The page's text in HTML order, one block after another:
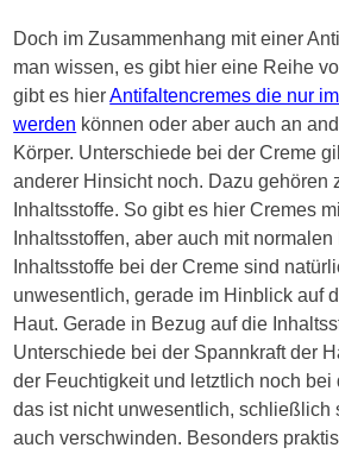
Doch im Zusammenhang mit einer
man wissen, es gibt hier eine Reihe
gibt es hierAntifaltencremes die nur
werden können oder aber auch an
Körper. Unterschiede bei der Creme
anderer Hinsicht noch. Dazu gehören
Inhaltsstoffe. So gibt es hier Cremes
Inhaltsstoffen, aber auch mit
Inhaltsstoffe bei der Creme sind
unwesentlich, gerade im Hinblick auf
Haut. Gerade in Bezug auf die
Unterschiede bei der Spannkraft der
der Feuchtigkeit und letztlich noch bei
das ist nicht unwesentlich, schließlich
auch verschwinden. Besonders